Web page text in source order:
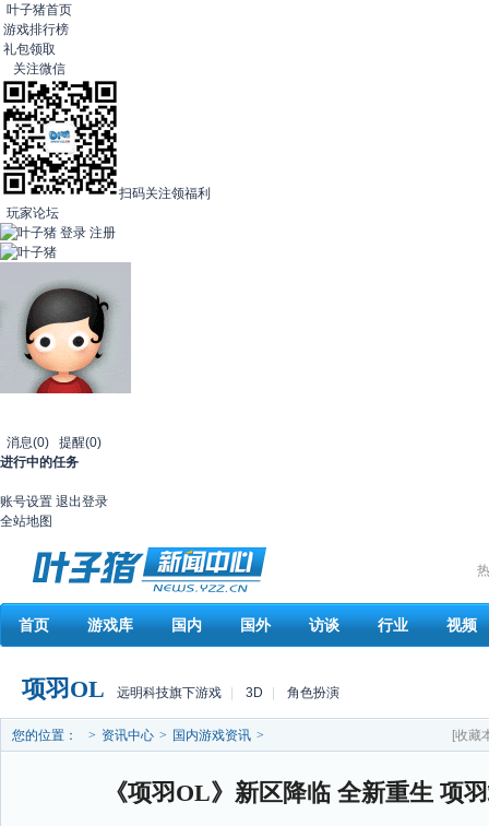
叶子猪首页
游戏排行榜
礼包领取
关注微信
扫码关注领福利
玩家论坛
登录 注册
消息(0) 提醒(0)
进行中的任务
账号设置 退出登录
全站地图
首页 游戏库 国内 国外 访谈 行业 视频
项羽OL 远明科技旗下游戏 3D 角色扮演
您的位置： > 资讯中心 > 国内游戏资讯 > [收藏
《项羽OL》新区降临 全新重生 项